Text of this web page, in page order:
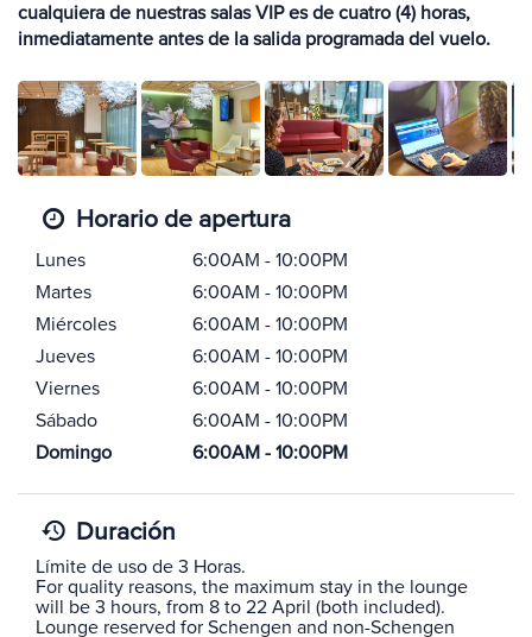
cualquiera de nuestras salas VIP es de cuatro (4) horas,
inmediatamente antes de la salida programada del vuelo.
Horario de apertura
Lunes
6:00AM - 10:00PM
Martes
6:00AM - 10:00PM
Miércoles
6:00AM - 10:00PM
Jueves
6:00AM - 10:00PM
Viernes
6:00AM - 10:00PM
Sábado
6:00AM - 10:00PM
Domingo
6:00AM - 10:00PM
Duración
Límite de uso de 3 Horas.
For quality reasons, the maximum stay in the lounge
will be 3 hours, from 8 to 22 April (both included).
Lounge reserved for Schengen and non-Schengen